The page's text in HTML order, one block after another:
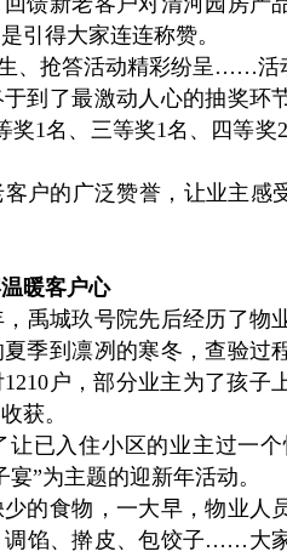
引得大家连连称赞。
答活动精彩纷呈……活动
到了最激动人心的抽奖
奖1名、三等奖1名、四等
的广泛赞誉，让业主感受
暖客户心
城玖号院先后经历了物
季到凛冽的寒冬，查验
户，部分业主为了孩
获。
入住小区的业主过一个
”为主题的迎新年活动。
食物，一大早，物业人
馅、擀皮、包饺子……大